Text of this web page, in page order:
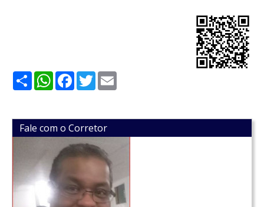
ShareWhatsApp
Facebook
Twitter
Fale com o Corretor